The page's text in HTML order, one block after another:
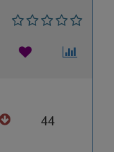
44